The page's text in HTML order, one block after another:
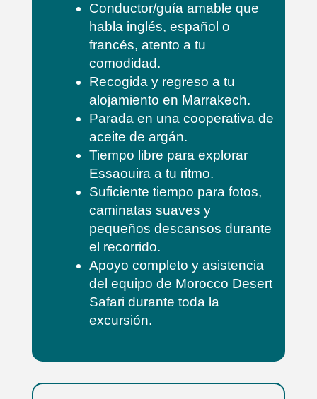
Conductor/guía amable que
habla inglés, español o
francés, atento a tu
comodidad.
Recogida y regreso a tu
alojamiento en Marrakech.
Parada en una cooperativa de
aceite de argán.
Tiempo libre para explorar
Essaouira a tu ritmo.
Suficiente tiempo para fotos,
caminatas suaves y
pequeños descansos durante
el recorrido.
Apoyo completo y asistencia
del equipo de Morocco Desert
Safari durante toda la
excursión.